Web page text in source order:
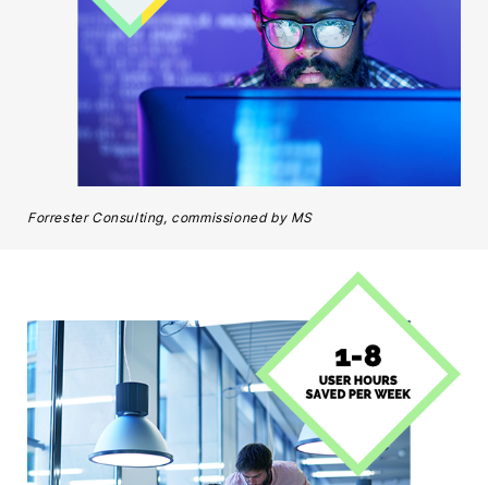
Forrester Consulting, commissioned by MS